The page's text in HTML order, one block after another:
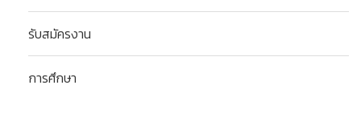
รับสมัครงาน
การศึกษา